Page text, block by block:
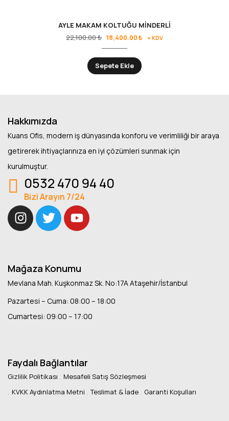
AYLE MAKAM KOLTUĞU MİNDERLİ
22,100.00₺ 18,400.00₺ + KDV
Sepete Ekle
Hakkımızda
Kuans Ofis, modern iş dünyasında konforu ve verimliliği bir araya
getirerek ihtiyaçlarınıza en iyi çözümleri sunmak için
kurulmuştur.
0532 470 94 40
Bizi Arayın 7/24
Mağaza Konumu
Mevlana Mah. Kuşkonmaz Sk. No:17A Ataşehir/İstanbul
Pazartesi – Cuma: 08:00 – 18:00
Cumartesi: 09:00 – 17:00
Faydalı Bağlantılar
Gizlilik Politikası
Mesafeli Satış Sözleşmesi
KVKK Aydınlatma Metni
Teslimat & İade Garanti Koşulları